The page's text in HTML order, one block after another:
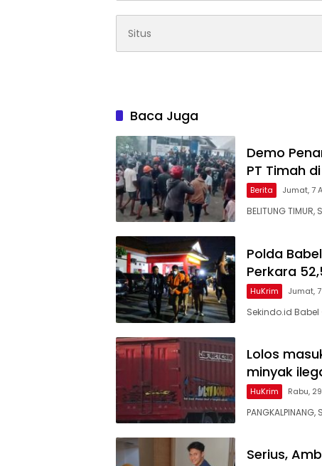
Baca Juga
Demo
PT Timah
Berita Jumat, 7
BELITUNG
Polda
Perkara
HuKrim Jumat,
Sekindo.id
Lolos
minyak
HuKrim Rabu,
Serius,